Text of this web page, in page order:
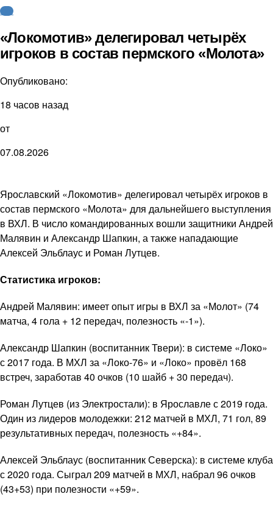
КХЛ
«Локомотив» делегировал четырёх
игроков в состав пермского «Молота»
Опубликовано:
18 часов назад
от
07.08.2026
Ярославский «Локомотив» делегировал четырёх игроков в
состав пермского «Молота» для дальнейшего выступления
в ВХЛ. В число командированных вошли защитники Андрей
Малявин и Александр Шапкин, а также нападающие
Алексей Эльблаус и Роман Лутцев.
Статистика игроков:
Андрей Малявин: имеет опыт игры в ВХЛ за «Молот» (74
матча, 4 гола + 12 передач, полезность «-1»).
Александр Шапкин (воспитанник Твери): в системе «Локо»
с 2017 года. В МХЛ за «Локо-76» и «Локо» провёл 168
встреч, заработав 40 очков (10 шайб + 30 передач).
Роман Лутцев (из Электростали): в Ярославле с 2019 года.
Один из лидеров молодежки: 212 матчей в МХЛ, 71 гол, 89
результативных передач, полезность «+84».
Алексей Эльблаус (воспитанник Северска): в системе клуба
с 2020 года. Сыграл 209 матчей в МХЛ, набрал 96 очков
(43+53) при полезности «+59».